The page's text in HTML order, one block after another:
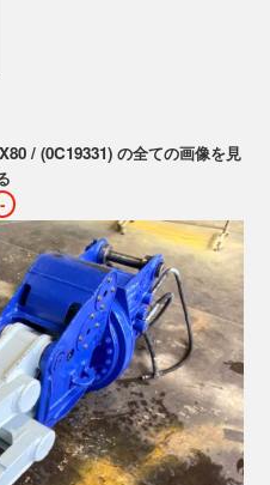
/ (0C19331) の全ての画像を見